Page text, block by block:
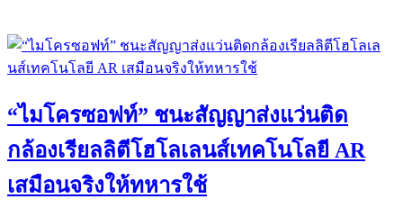
“ไมโครซอฟท์” ชนะสัญญาส่งแว่นติด
กล้องเรียลลิตีโฮโลเลนส์เทคโนโลยี AR
เสมือนจริงให้ทหารใช้